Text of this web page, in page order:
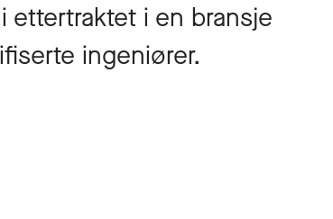
ettertraktet i en bransje
ingeniører.